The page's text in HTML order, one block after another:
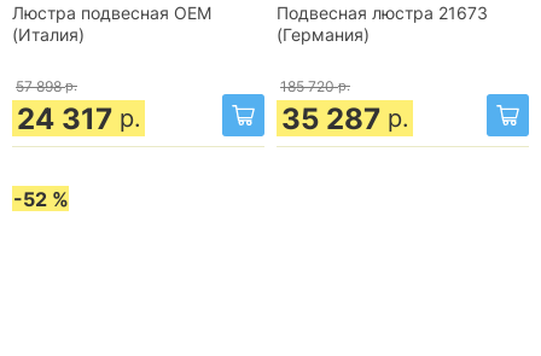
Люстра подвесная OEM
(Италия)
57 898 р.
24 317 р.
Подвесная люстра 21673
(Германия)
185 720 р.
35 287 р.
-52 %